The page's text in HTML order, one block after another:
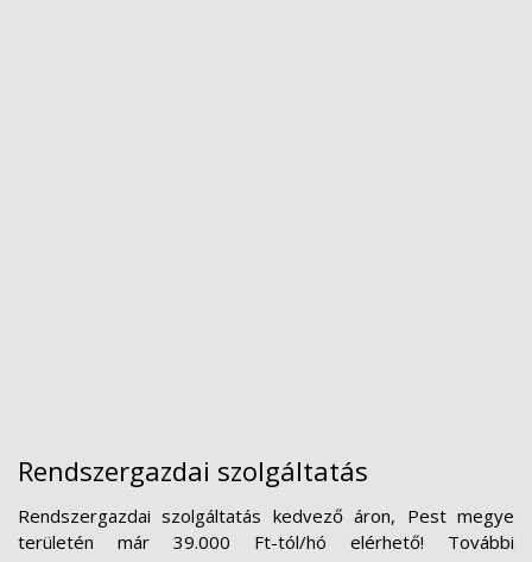
Rendszergazdai szolgáltatás
Rendszergazdai szolgáltatás kedvező áron, Pest megye
területén már 39.000 Ft-tól/hó elérhető! További